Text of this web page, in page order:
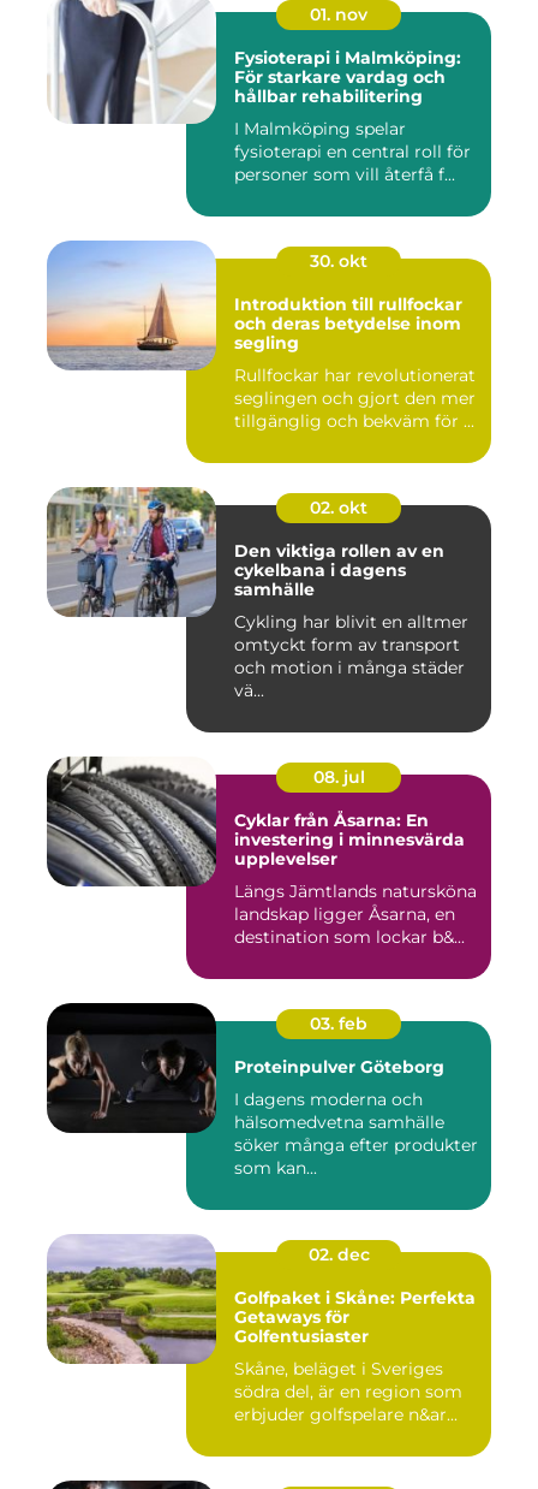
01. nov
Fysioterapi i Malmköping:
För starkare vardag och
hållbar rehabilitering
I Malmköping spelar
fysioterapi en central roll för
personer som vill återfå f...
30. okt
Introduktion till rullfockar
och deras betydelse inom
segling
Rullfockar har revolutionerat
seglingen och gjort den mer
tillgänglig och bekväm för ...
02. okt
Den viktiga rollen av en
cykelbana i dagens
samhälle
Cykling har blivit en alltmer
omtyckt form av transport
och motion i många städer
vä...
08. jul
Cyklar från Åsarna: En
investering i minnesvärda
upplevelser
Längs Jämtlands natursköna
landskap ligger Åsarna, en
destination som lockar b&...
03. feb
Proteinpulver Göteborg
I dagens moderna och
hälsomedvetna samhälle
söker många efter produkter
som kan...
02. dec
Golfpaket i Skåne: Perfekta
Getaways för
Golfentusiaster
Skåne, beläget i Sveriges
södra del, är en region som
erbjuder golfspelare n&ar...